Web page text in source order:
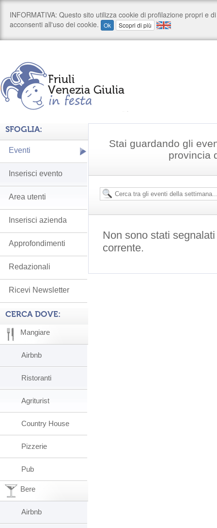
Stai guardando gli
provincia
Non sono stati
corrente.
SFOGLIA:
Eventi
Inserisci evento
Area utenti
Inserisci azienda
Approfondimenti
Redazionali
Ricevi Newsletter
CERCA DOVE:
Mangiare
Airbnb
Ristoranti
Agriturist
Country House
Pizzerie
Pub
Bere
Airbnb